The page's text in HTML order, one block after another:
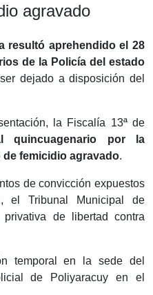
agravado
resultó aprehendido el 28
de la Policía del estado
dejado a disposición del
la Fiscalía 13ª de
quincuagenario por la
femicidio agravado.
de convicción expuestos
el Tribunal Municipal de
de libertad contra
temporal en la sede del
de Poliyaracuy en el